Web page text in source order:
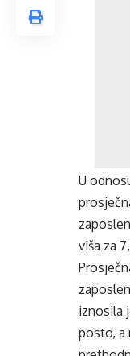
U
viša za
iznosila
posto, a